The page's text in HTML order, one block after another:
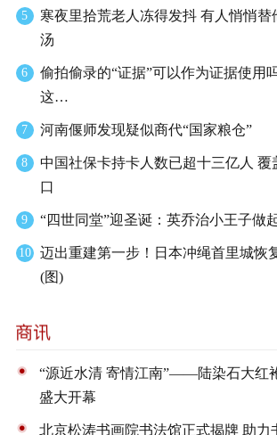
5
寒夜里拾荒老人冻得发抖 有人悄悄替
汤
6
偷拍偷录的“证据”可以作为证据使用
这…
7 河南偃师发现疑似商代“国家粮仓”
8
中国社保卡持卡人数已超十三亿人 覆
口
9 “四世同堂”迎圣诞：英乔治小王子做
10
迈出重建第一步！日本冲绳首里城恢
(图)
“源近水清 寄情江南”——陆染石大红
盛大开幕
北京松涛书画院书法馆正式揭牌 助力